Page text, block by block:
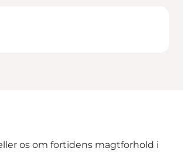
os om fortidens magtforhold i